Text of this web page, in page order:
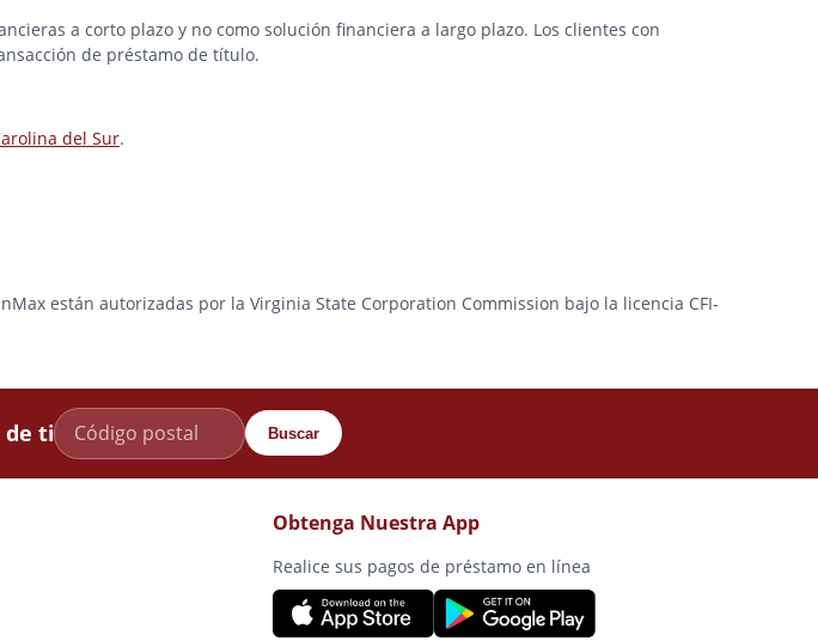
a corto plazo y no como solución financiera a largo plazo. Los clientes con
de préstamo de título.
del Sur.
están autorizadas por la Virginia State Corporation Commission bajo la licencia CFI-
de ti Buscar
Obtenga Nuestra App
Realice sus pagos de préstamo en línea